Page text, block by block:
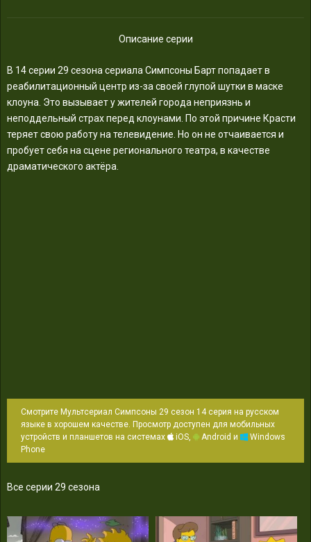
Описание серии
В 14 серии 29 сезона сериала Симпсоны Барт попадает в
реабилитационный центр из-за своей глупой шутки в маске
клоуна. Это вызывает у жителей города неприязнь и
неподдельный страх перед клоунами. По этой причине Красти
теряет свою работу на телевидение. Но он не отчаивается и
пробует себя на сцене регионального театра, в качестве
драматического актёра.
Смотрите Мультсериал Симпсоны 29 сезон 14 серия на русском
языке в хорошем качестве. Просмотр доступен для мобильных
устройств и планшетов на системах
iOS, Android и
Windows
Phone
Все серии 29 сезона